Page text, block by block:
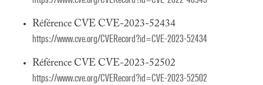
Référence CVE CVE-2023-52434
https://www.cve.org/CVERecord?id=CVE-2023-52434
Référence CVE CVE-2023-52502
https://www.cve.org/CVERecord?id=CVE-2023-52502